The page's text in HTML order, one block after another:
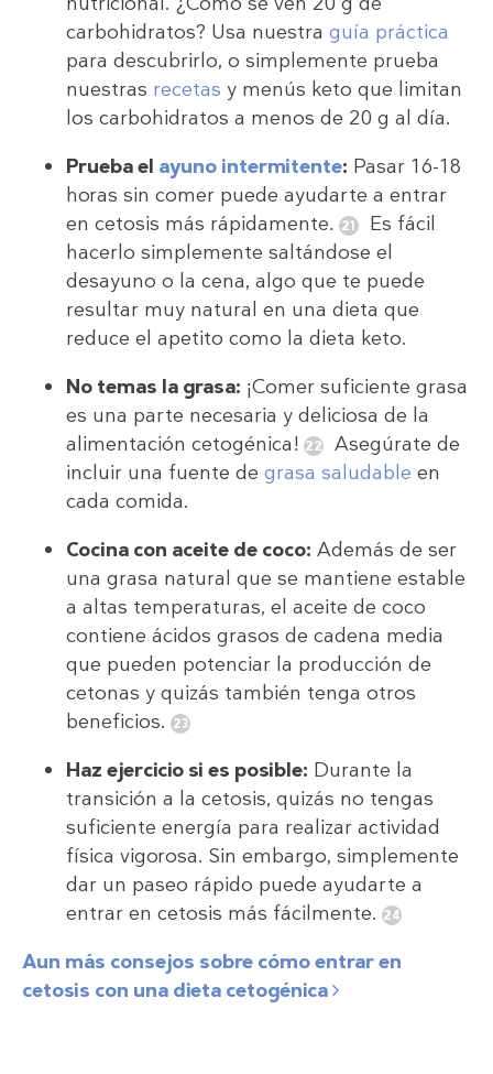
carbohidratos? Usa nuestra guía práctica
para descubrirlo, o simplemente prueba
nuestras recetas y menús keto que limitan
los carbohidratos a menos de 20 g al día.
Prueba el ayuno intermitente: Pasar 16-18
horas sin comer puede ayudarte a entrar
en cetosis más rápidamente.
Es fácil
hacerlo simplemente saltándose el
desayuno o la cena, algo que te puede
resultar muy natural en una dieta que
reduce el apetito como la dieta keto.
No temas la grasa: ¡Comer suficiente grasa
es una parte necesaria y deliciosa de la
alimentación cetogénica!
Asegúrate de
incluir una fuente de grasa saludable en
cada comida.
Cocina con aceite de coco: Además de ser
una grasa natural que se mantiene estable
a altas temperaturas, el aceite de coco
contiene ácidos grasos de cadena media
que pueden potenciar la producción de
cetonas y quizás también tenga otros
beneficios.
Haz ejercicio si es posible: Durante la
transición a la cetosis, quizás no tengas
suficiente energía para realizar actividad
física vigorosa. Sin embargo, simplemente
dar un paseo rápido puede ayudarte a
entrar en cetosis más fácilmente.
Aun más consejos sobre cómo entrar en
cetosis con una dieta cetogénica